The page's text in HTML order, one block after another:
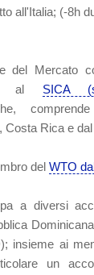
all'Italia; (-8h
del Mercato
al SICA
Costa Rica e
del WTO
a diversi
insieme ai
un